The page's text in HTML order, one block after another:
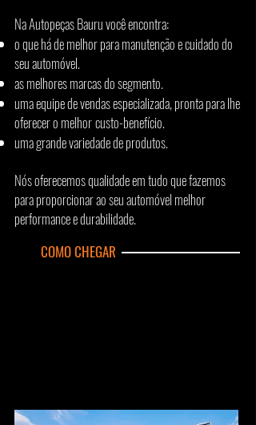
Na Autopeças Bauru você encontra:
o que há de melhor para manutenção e cuidado do
seu automóvel.
as melhores marcas do segmento.
uma equipe de vendas especializada, pronta para lhe
oferecer o melhorcusto-benefício.
uma grande variedade de produtos.
Nós oferecemos qualidade em tudo que fazemos
para proporcionar ao seu automóvel melhor
performance e durabilidade.
COMO CHEGAR